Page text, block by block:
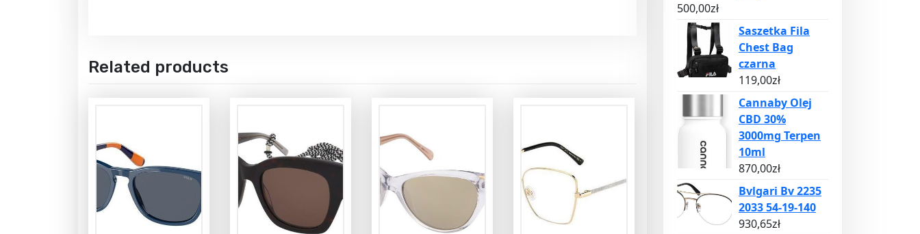
Related products
500,00zł
Saszetka Fila
Chest Bag
czarna
119,00zł
Cannaby Olej
CBD 30%
3000mg Terpen
10ml
870,00zł
Bvlgari Bv 2235
2033 54-19-140
930,65zł